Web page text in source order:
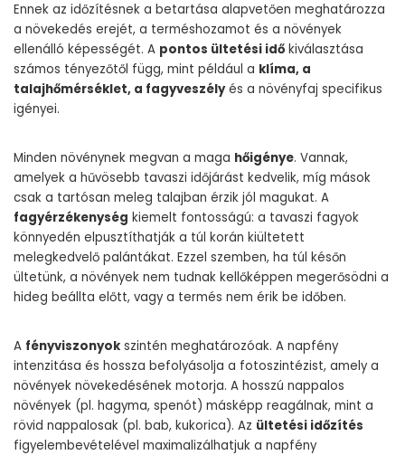
Ennek az időzítésnek a betartása alapvetően meghatározza
a növekedés erejét, a terméshozamot és a növények
ellenálló képességét. A pontos ültetési idő kiválasztása
számos tényezőtől függ, mint például a klíma, a
talajhőmérséklet, a fagyveszélyés a növényfaj specifikus
igényei.
Minden növénynek megvan a maga hőigénye. Vannak,
amelyek a hűvösebb tavaszi időjárást kedvelik, míg mások
csak a tartósan meleg talajban érzik jól magukat. A
fagyérzékenység kiemelt fontosságú: a tavaszi fagyok
könnyedén elpusztíthatják a túl korán kiültetett
melegkedvelő palántákat. Ezzel szemben, ha túl későn
ültetünk, a növények nem tudnak kellőképpen megerősödni a
hideg beállta előtt, vagy a termés nem érik be időben.
A fényviszonyok szintén meghatározóak. A napfény
intenzitása és hossza befolyásolja a fotoszintézist, amely a
növények növekedésének motorja. A hosszú nappalos
növények (pl. hagyma, spenót) másképp reagálnak, mint a
rövid nappalosak (pl. bab, kukorica). Az ültetési időzítés
figyelembevételével maximalizálhatjuk a napfény